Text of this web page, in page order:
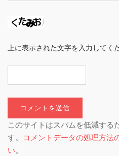
上に表示された文字を入力してく
このサイトはスパムを低減する
す。
コメントデータの処理方法
い。